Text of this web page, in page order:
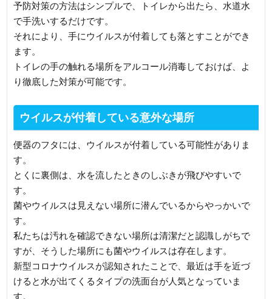
予防対策の方法はシンプルで、トイレから出たら、水道水
で手洗いするだけです。
それにより、手にウイルスが付着しても落とすことができ
ます。
トイレの手の触れる場所をアルコール消毒しておけば、よ
り徹底した対策が可能です。
ウイルスが付着している意外な場所
便器のフタには、ウイルスが付着している可能性がありま
す。
とくに裏側は、水を流したときのしぶきが飛びやすいで
す。
菌やウイルスは見えない場所に潜んでいるからやっかいで
す。
私たちは汚れを確認できない場所は清潔だと認識しがちで
すが、そうした場所にも菌やウイルスは存在します。
新型コロナウイルスが認知されたことで、最近は手を近づ
けると水が出てくるタイプの洗面台が人気となっていま
す。